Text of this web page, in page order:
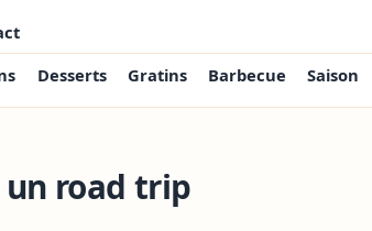
Desserts Gratins Barbecue Saison
road trip